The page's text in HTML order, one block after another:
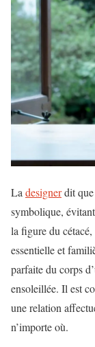
Ladesignerdit que
symbolique,
la figure du
essentielle et
parfaite du corps
ensoleillée. Il est
une relation
n’importe où.